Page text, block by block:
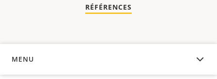
RÉFÉRENCES
MENU
APERÇU